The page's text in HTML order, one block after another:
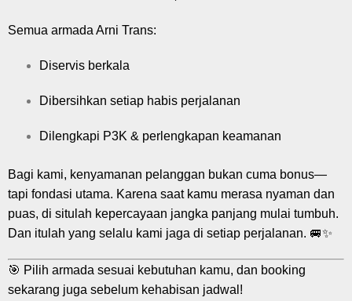
Semua armada Arni Trans:
Diservis berkala
Dibersihkan setiap habis perjalanan
Dilengkapi P3K & perlengkapan keamanan
Bagi kami, kenyamanan pelanggan bukan cuma bonus—
tapi fondasi utama. Karena saat kamu merasa nyaman dan
puas, di situlah kepercayaan jangka panjang mulai tumbuh.
Dan itulah yang selalu kami jaga di setiap perjalanan. 🚐✨
🎯 Pilih armada sesuai kebutuhan kamu, dan booking
sekarang juga sebelum kehabisan jadwal!